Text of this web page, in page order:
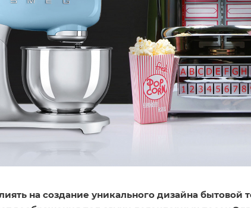
на создание уникального дизайна бытовой